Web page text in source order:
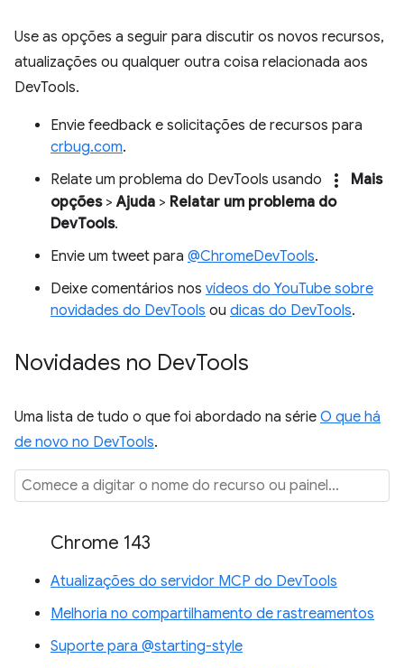
Use as opções a seguir para discutir os novos recursos,
atualizações ou qualquer outra coisa relacionada aos
DevTools.
Envie feedback e solicitações de recursos para
crbug.com.
Relate um problema do DevTools usando
more_vert
Mais
opções>Ajuda > Relatar um problema do
DevTools.
Envie um tweet para @ChromeDevTools.
Deixe comentários nos vídeos do YouTube sobre
novidades do DevTools ou dicas do DevTools.
Novidades no DevTools
Uma lista de tudo o que foi abordado na série O que há
de novo no DevTools.
Chrome 143
Atualizações do servidor MCP do DevTools
Melhoria no compartilhamento de rastreamentos
Suporte para @starting-style